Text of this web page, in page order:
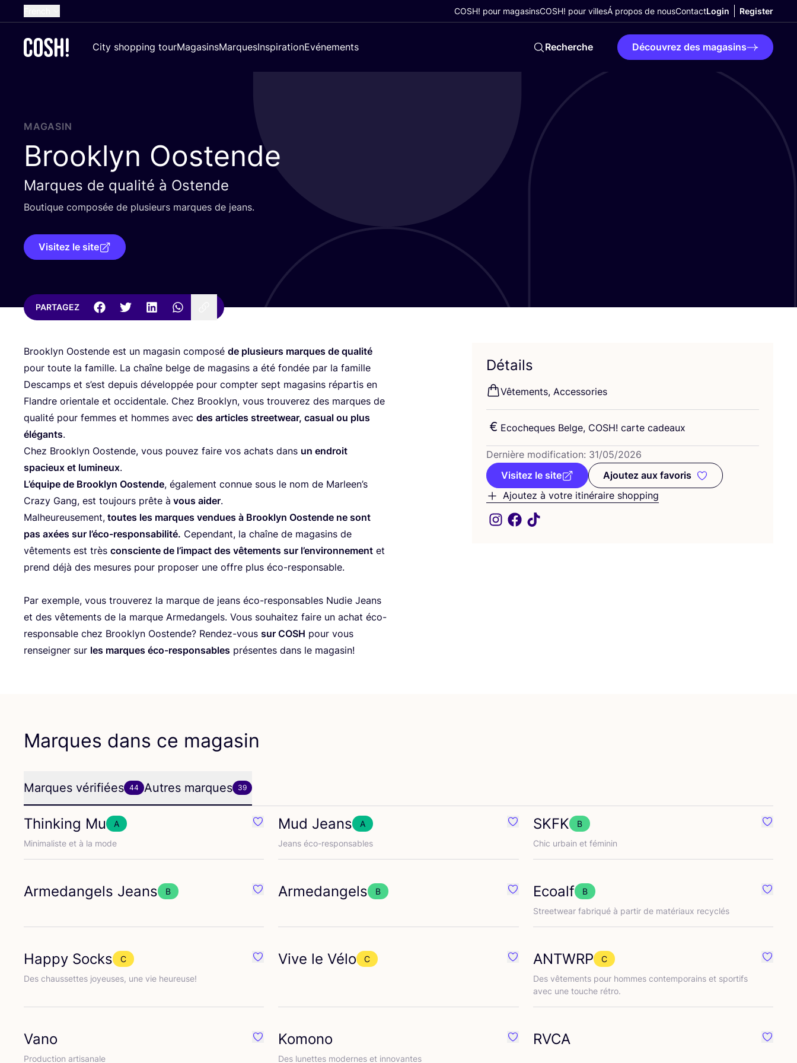
Dutch
Croatian
COSH! pour magasinsCOSH! pour villesÁ propos de nousContactLogin Register
City shopping tourMagasinsMarquesInspirationEvénements Recherche Découvrez des magasins
MAGASIN
Brooklyn Oostende
Marques de qualité à Ostende
Bou­tique com­po­sée de plu­sieurs marques de jeans.
Visitez le site
PARTAGEZ
Brook­lyn Oos­tende est un maga­sin com­po­sé de plu­sieurs marques de qua­li­té
pour toute la famille. La chaîne belge de maga­sins a été fon­dée par la famille
Des­camps et s’est depuis déve­lop­pée pour comp­ter sept maga­sins répar­tis en
Flandre orien­tale et occi­den­tale. Chez Brook­lyn, vous trou­ve­rez des marques de
qua­li­té pour femmes et hommes avec des articles street­wear, casual ou plus
élé­gants.
Chez Brook­lyn Oos­tende, vous pou­vez faire vos achats dans un endroit
spa­cieux et lumi­neux.
L’é­quipe de Brook­lyn Oos­tende, éga­le­ment connue sous le nom de Mar­leen’s
Cra­zy Gang, est tou­jours prête à vous aider.
Mal­heu­reu­se­ment, toutes les marques ven­dues à Brook­lyn Oos­tende ne sont
pas axées sur l’éco-responsabilité. Cepen­dant, la chaîne de maga­sins de
vête­ments est très consciente de l’im­pact des vête­ments sur l’en­vi­ron­ne­ment et
prend déjà des mesures pour pro­po­ser une offre plus éco-responsable.
Par exemple, vous trou­ve­rez la marque de jeans éco-res­pon­sables Nudie Jeans
et des vête­ments de la marque Arme­dan­gels. Vous sou­hai­tez faire un achat éco-
res­pon­sable chez Brook­lyn Oos­tende? Ren­dez-vous sur COSH pour vous
ren­sei­gner sur les marques éco-res­pon­sables pré­sentes dans le magasin!
Détails
Vête­ments, Accessories
Eco­cheques Belge, COSH! carte cadeaux
Der­nière modi­fi­ca­tion: 31/05/2026
Visitez le site
Ajoutez aux favoris
Ajoutez aux favoris
Ajoutez à votre itinéraire shopping
Marques dans ce magasin
Marques vérifiées 44 Autres marques 39
Thinking Mu
A
Mini­ma­liste et à la mode
Préféré {nom}
Mud Jeans
A
Jeans éco-res­pon­sables
Préféré {nom}
SKFK
B
Chic urbain et féminin
Armedangels Jeans B Préféré {nom}
Armedangels B Préféré {nom}
Ecoalf
B
Street­wear fabri­qué à par­tir de maté­riaux recyclés
Happy Socks
C
Des chaus­settes joyeuses, une vie heureuse!
Préféré {nom}
Vive le Vélo C Préféré {nom}
ANTWRP
C
Des vête­ments pour hommes contem­po­rains et spor­tifs
avec une touche rétro.
Vano
Pro­duc­tion artisanale
Préféré {nom}
Komono
Des lunettes modernes et innovantes
Préféré {nom}
RVCA